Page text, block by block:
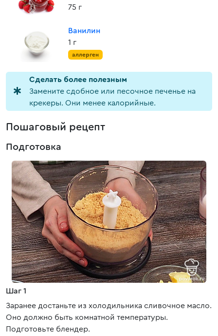
75 г
Ванилин
1 г
аллерген
Cделать более полезным
Замените сдобное или песочное печенье на
крекеры. Они менее калорийные.
Пошаговый рецепт
Подготовка
Шаг 1
Заранее достаньте из холодильника сливочное масло.
Оно должно быть комнатной температуры.
Подготовьте блендер.